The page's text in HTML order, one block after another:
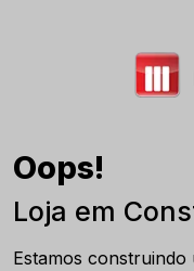
Oops!
Loja em
Estamos construindo